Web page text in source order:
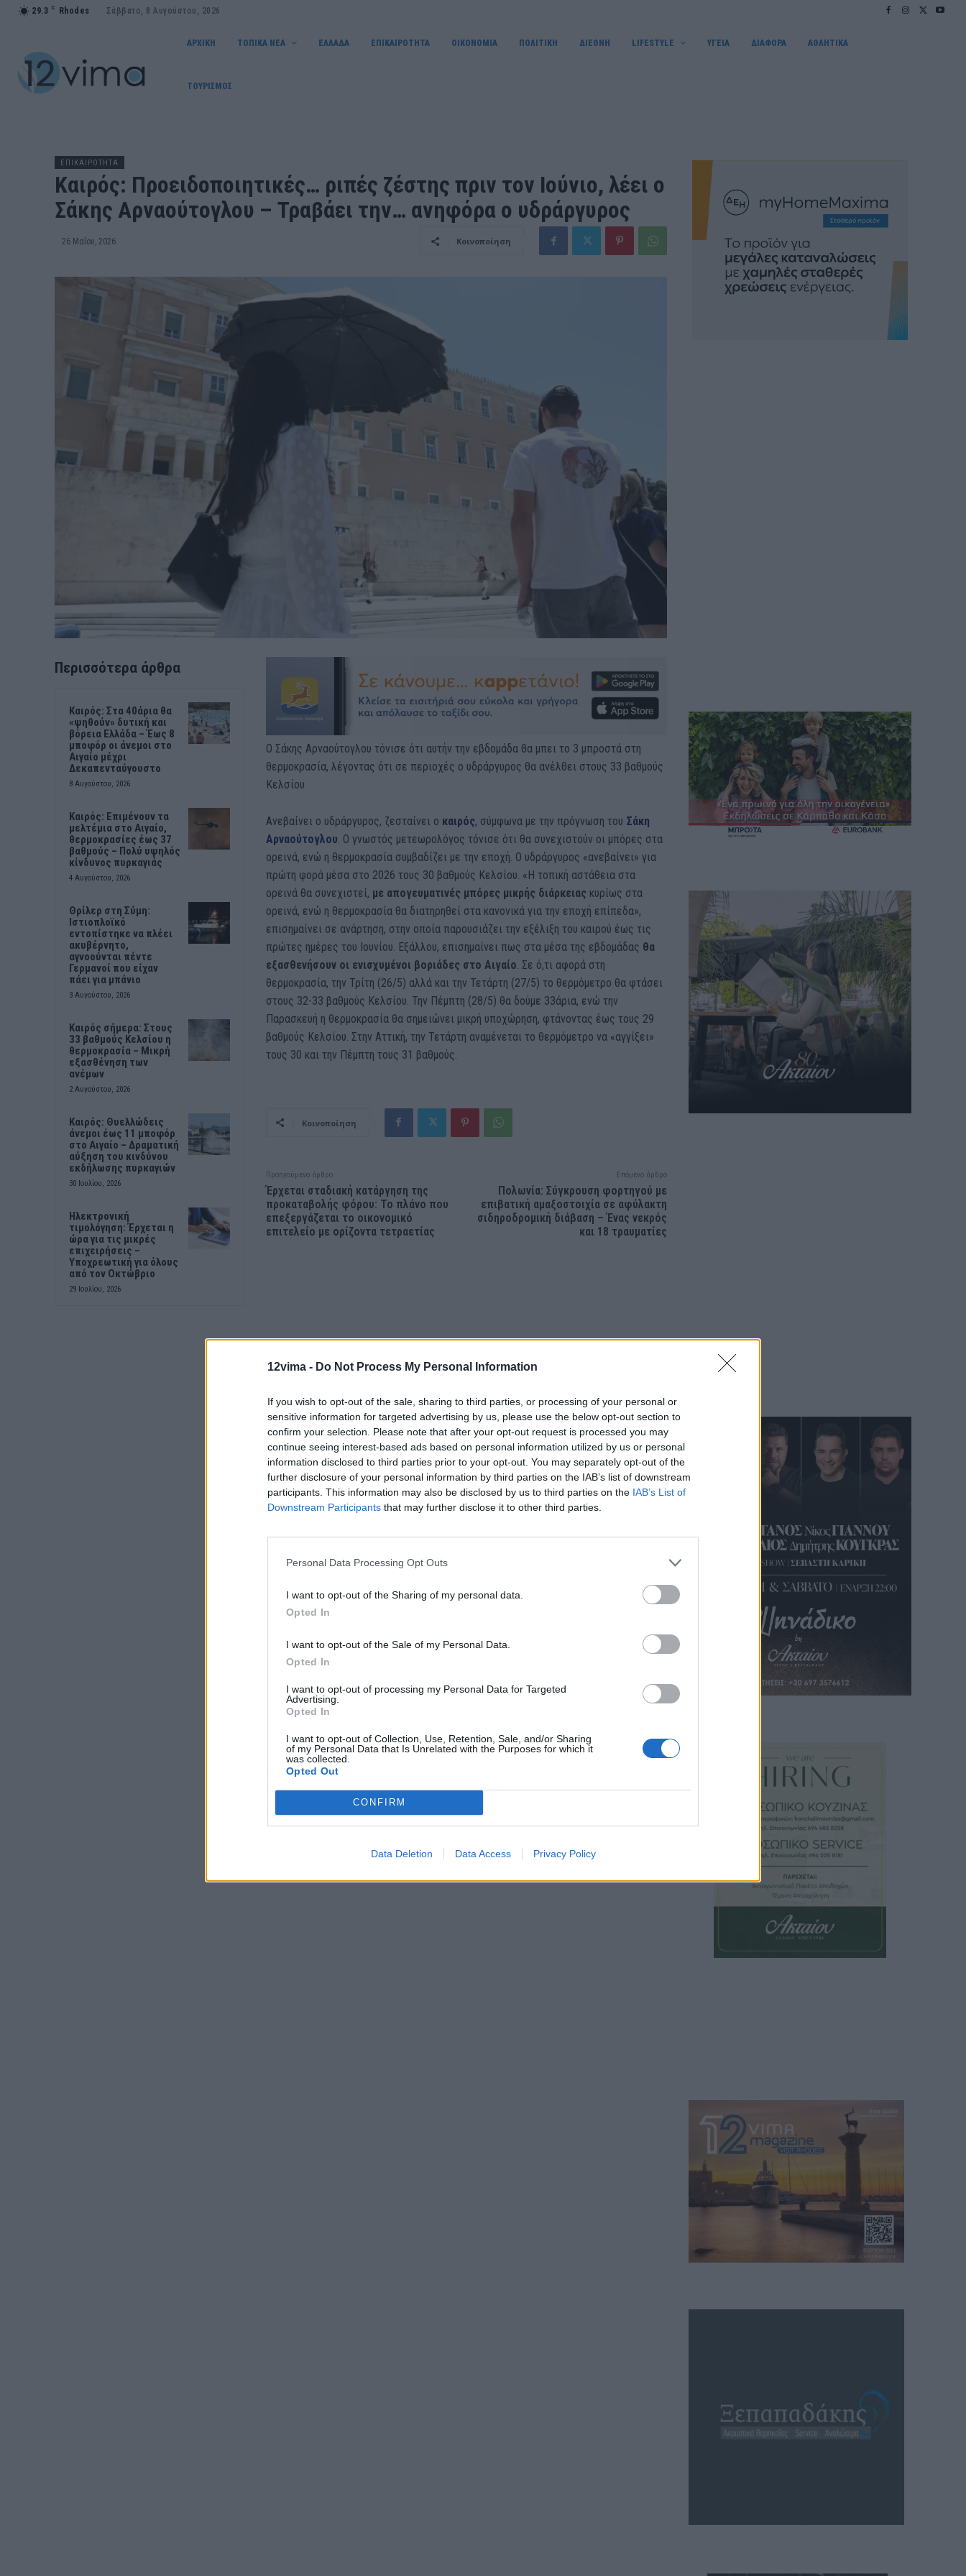
12vima - Do Not Process My Personal Information
If you wish to opt-out of the sale, sharing to third parties, or processing of your personal or
sensitive information for targeted advertising by us, please use the below opt-out section to
confirm your selection. Please note that after your opt-out request is processed you may
continue seeing interest-based ads based on personal information utilized by us or personal
information disclosed to third parties prior to your opt-out. You may separately opt-out of the
further disclosure of your personal information by third parties on the IAB’s list of downstream
participants. This information may also be disclosed by us to third parties on the IAB’s List of
Downstream Participants that may further disclose it to other third parties.
Personal Data Processing Opt Outs
I want to opt-out of the Sharing of my personal data.
Opted In
I want to opt-out of the Sale of my Personal Data.
Opted In
I want to opt-out of processing my Personal Data for Targeted
Advertising.
Opted In
I want to opt-out of Collection, Use, Retention, Sale, and/or Sharing
of my Personal Data that Is Unrelated with the Purposes for which it
was collected.
Opted Out
CONFIRM
Data Deletion Data Access Privacy Policy
29.3 C Rhodes Σάββατο, 8 Αυγούστου, 2026
ΑΡΧΙΚΗ ΤΟΠΙΚΑ ΝΕΑ ΕΛΛΑΔΑ ΕΠΙΚΑΙΡΟΤΗΤΑ OIKONOMIA ΠΟΛΙΤΙΚΗ ΔΙΕΘΝΗ LIFESTYLE ΥΓΕΙΑ ΔΙΑΦΟΡΑ ΑΘΛΗΤΙΚΑ
ΤΟΥΡΙΣΜΟΣ
ΕΠΙΚΑΙΡΟΤΗΤΑ
Καιρός: Προειδοποιητικές… ριπές ζέστης πριν τον Ιούνιο, λέει ο
Σάκης Αρναούτογλου – Τραβάει την… ανηφόρα ο υδράργυρος
26 Μαΐου, 2026 Κοινοποίηση
Περισσότερα άρθρα
Καιρός: Στα 40άρια θα
«ψηθούν» δυτική και
βόρεια Ελλάδα – Έως 8
μποφόρ οι άνεμοι στο
Αιγαίο μέχρι
Δεκαπενταύγουστο
8 Αυγούστου, 2026
Καιρός: Επιμένουν τα
μελτέμια στο Αιγαίο,
θερμοκρασίες έως 37
βαθμούς – Πολύ υψηλός
κίνδυνος πυρκαγιάς
4 Αυγούστου, 2026
Θρίλερ στη Σύμη:
Ιστιοπλοϊκό
εντοπίστηκε να πλέει
ακυβέρνητο,
αγνοούνται πέντε
Γερμανοί που είχαν
πάει για μπάνιο
3 Αυγούστου, 2026
Καιρός σήμερα: Στους
33 βαθμούς Κελσίου η
θερμοκρασία – Μικρή
εξασθένηση των
ανέμων
2 Αυγούστου, 2026
Καιρός: Θυελλώδεις
άνεμοι έως 11 μποφόρ
στο Αιγαίο – Δραματική
αύξηση του κινδύνου
εκδήλωσης πυρκαγιών
30 Ιουλίου, 2026
Ηλεκτρονική
τιμολόγηση: Έρχεται η
ώρα για τις μικρές
επιχειρήσεις –
Υποχρεωτική για όλους
από τον Οκτώβριο
29 Ιουλίου, 2026
Ο Σάκης Αρναούτογλου τόνισε ότι αυτήν την εβδομάδα θα μπει το 3 μπροστά στη
θερμοκρασία, λέγοντας ότι σε περιοχές ο υδράργυρος θα ανέλθει στους 33 βαθμούς
Κελσίου
Ανεβαίνει ο υδράργυρος, ζεσταίνει ο καιρός, σύμφωνα με την πρόγνωση του Σάκη
Αρναούτογλου . Ο γνωστός μετεωρολόγος τόνισε ότι θα συνεχιστούν οι μπόρες στα
ορεινά, ενώ η θερμοκρασία συμβαδίζει με την εποχή. Ο υδράργυρος «ανεβαίνει» για
πρώτη φορά μέσα στο 2026 τους 30 βαθμούς Κελσίου. «Η τοπική αστάθεια στα
ορεινά θα συνεχιστεί, με απογευματινές μπόρες μικρής διάρκειας κυρίως στα
ορεινά, ενώ η θερμοκρασία θα διατηρηθεί στα κανονικά για την εποχή επίπεδα»,
επισημαίνει σε ανάρτηση, στην οποία παρουσιάζει την εξέλιξη του καιρού έως τις
πρώτες ημέρες του Ιουνίου. Εξάλλου, επισημαίνει πως στα μέσα της εβδομάδας θα
εξασθενήσουν οι ενισχυμένοι βοριάδες στο Αιγαίο . Σε ό,τι αφορά στη
θερμοκρασία, την Τρίτη (26/5) αλλά και την Τετάρτη (27/5) το θερμόμετρο θα φτάσει
στους 32-33 βαθμούς Κελσίου. Την Πέμπτη (28/5) θα δούμε 33άρια, ενώ την
Παρασκευή η θερμοκρασία θα σημειώνει μικρή υποχώρηση, φτάνοντας έως τους 29
βαθμούς Κελσίου. Στην Αττική, την Τετάρτη αναμένεται το θερμόμετρο να «αγγίξει»
τους 30 και την Πέμπτη τους 31 βαθμούς.
Κοινοποίηση
Προηγούμενο άρθρο
Έρχεται σταδιακή κατάργηση της
προκαταβολής φόρου: Το πλάνο που
επεξεργάζεται το οικονομικό
επιτελείο με ορίζοντα τετραετίας
Επόμενο άρθρο
Πολωνία: Σύγκρουση φορτηγού με
επιβατική αμαξοστοιχία σε αφύλακτη
σιδηροδρομική διάβαση – Ένας νεκρός
και 18 τραυματίες